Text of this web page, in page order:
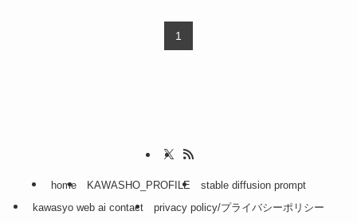
1
home KAWASHO_PROFILE
stable diffusion prompt
kawasyo web ai contact
privacy policy/プライバシーポリシー